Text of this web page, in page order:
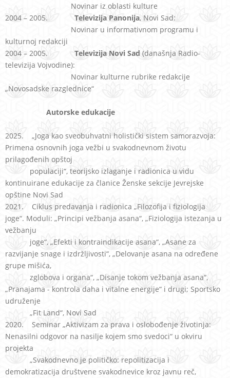
Novinar iz oblasti kulture
2004 – 2005. Televizija Panonija, Novi Sad:
Novinar u informativnom programu i
kulturnoj redakciji
2004 – 2005.
Televizija Novi Sad (današnja Radio-
televizija Vojvodine):
Novinar kulturne rubrike redakcije
„Novosadske razglednice“
Autorske edukacije
2025. „Joga kao sveobuhvatni holistički sistem samorazvoja:
Primena osnovnih joga vežbi u svakodnevnom životu
prilagođenih opštoj
populaciji“, teorijsko izlaganje i radionica u vidu
kontinuirane edukacije za članice Ženske sekcije Jevrejske
opštine Novi Sad
2021. Ciklus predavanja i radionica „Filozofija i fiziologija
joge“. Moduli: „Principi vežbanja asana“, „Fiziologija istezanja u
vežbanju
joge“, „Efekti i kontraindikacije asana“, „Asane za
razvijanje snage i izdržljivosti“, „Delovanje asana na određene
grupe mišića,
zglobova i organa“, „Disanje tokom vežbanja asana“,
„Pranajama - kontrola daha i vitalne energije“ i drugi; Sportsko
udruženje
„Fit Land“, Novi Sad
2020. Seminar „Aktivizam za prava i oslobođenje životinja:
Nenasilni odgovor na nasilje kojem smo svedoci“ u okviru
projekta
„Svakodnevno je političko: repolitizacija i
demokratizacija društvene svakodnevice kroz javnu reč,